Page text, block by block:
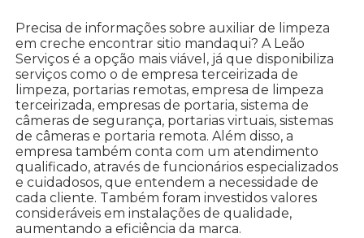
Precisa de informações sobre auxiliar de limpeza
em creche encontrar sitio mandaqui? A Leão
Serviços é a opção mais viável, já que disponibiliza
serviços como o de empresa terceirizada de
limpeza, portarias remotas, empresa de limpeza
terceirizada, empresas de portaria, sistema de
câmeras de segurança, portarias virtuais, sistemas
de câmeras e portaria remota. Além disso, a
empresa também conta com um atendimento
qualificado, através de funcionários especializados
e cuidadosos, que entendem a necessidade de
cada cliente. Também foram investidos valores
consideráveis em instalações de qualidade,
aumentando a eficiência da marca.